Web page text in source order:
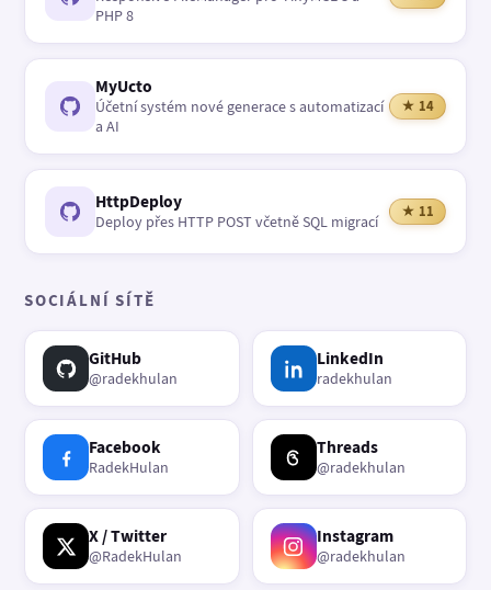
PHP 8
MyUcto
Účetní systém nové generace s automatizací
a AI
★ 14
HttpDeploy
Deploy přes HTTP POST včetně SQL migrací
★ 11
SOCIÁLNÍ SÍTĚ
GitHub
@radekhulan
LinkedIn
radekhulan
Facebook
RadekHulan
Threads
@radekhulan
X / Twitter
@RadekHulan
Instagram
@radekhulan